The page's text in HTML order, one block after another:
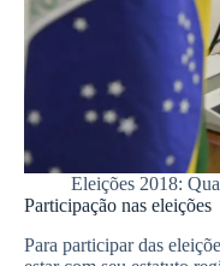
Eleições 2018:
Participação nas eleições
Para participar das